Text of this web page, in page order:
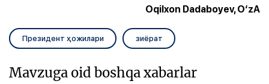
Oqilxon Dadaboyev, O‘zA
Президент ҳожилари зиёрат
Mavzuga oid boshqa xabarlar